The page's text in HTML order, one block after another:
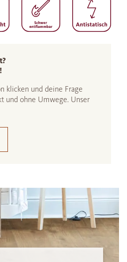
klicken und deine Frage
und ohne Umwege. Unser